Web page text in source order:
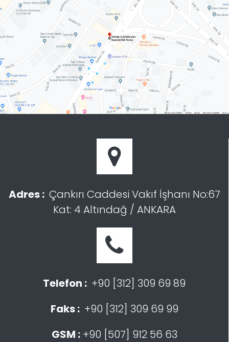
Adres : Çankırı Caddesi Vakıf İşhanı No:67
Kat: 4 Altındağ / ANKARA
Telefon : +90 [312] 309 69 89
Faks : +90 [312] 309 69 99
GSM : +90 [507] 912 56 63